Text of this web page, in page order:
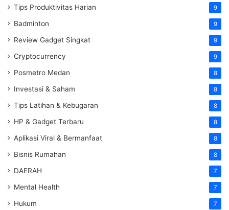
Tips Produktivitas Harian 9
Badminton 9
Review Gadget Singkat 9
Cryptocurrency 9
Posmetro Medan 8
Investasi & Saham 8
Tips Latihan & Kebugaran 8
HP & Gadget Terbaru 8
Aplikasi Viral & Bermanfaat 8
Bisnis Rumahan 8
DAERAH 7
Mental Health 7
Hukum 7